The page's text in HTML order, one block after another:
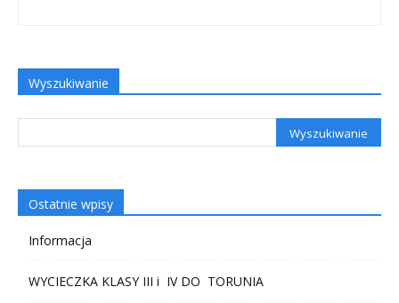
Wyszukiwanie
Ostatnie wpisy
Informacja
WYCIECZKA KLASY III i IV DO TORUNIA